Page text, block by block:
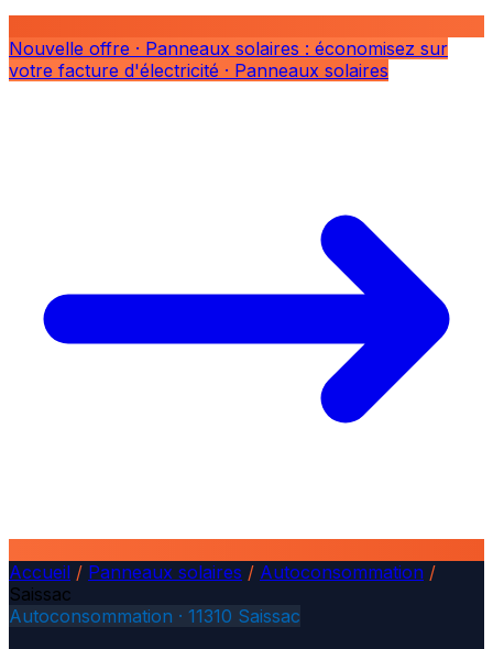
Nouvelle offre · Panneaux solaires : économisez sur
votre facture d'électricité · Panneaux solaires
Accueil / Panneaux solaires / Autoconsommation /
Saissac
Autoconsommation · 11310 Saissac